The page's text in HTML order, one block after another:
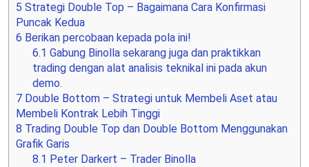
5 Strategi Double Top – Bagaimana Cara Konfirmasi
Puncak Kedua
6 Berikan percobaan kepada pola ini!
6.1 Gabung Binolla sekarang juga dan praktikkan
trading dengan alat analisis teknikal ini pada akun
demo.
7 Double Bottom – Strategi untuk Membeli Aset atau
Membeli Kontrak Lebih Tinggi
8 Trading Double Top dan Double Bottom Menggunakan
Grafik Garis
8.1 Peter Darkert – Trader Binolla